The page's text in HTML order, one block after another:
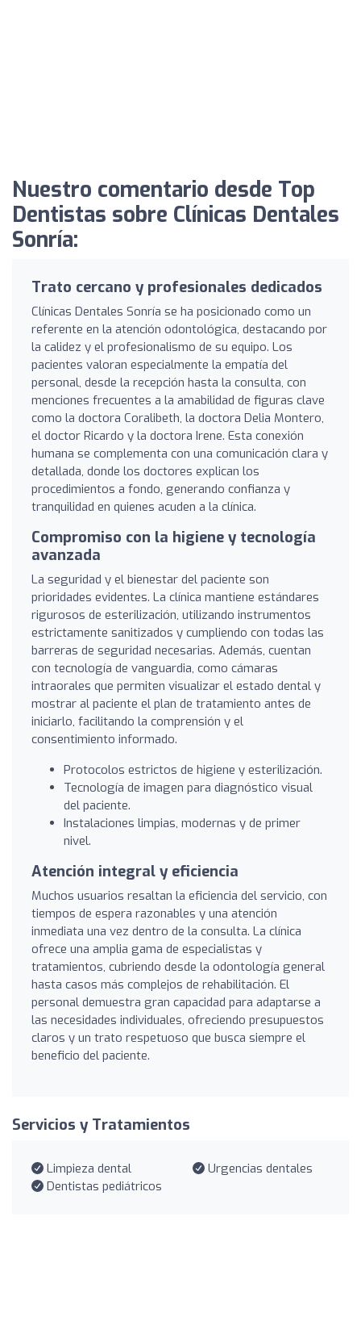
Nuestro comentario desde Top
Dentistas sobre Clínicas Dentales
Sonría:
Trato cercano y profesionales dedicados
Clínicas Dentales Sonría se ha posicionado como un
referente en la atención odontológica, destacando por
la calidez y el profesionalismo de su equipo. Los
pacientes valoran especialmente la empatía del
personal, desde la recepción hasta la consulta, con
menciones frecuentes a la amabilidad de figuras clave
como la doctora Coralibeth, la doctora Delia Montero,
el doctor Ricardo y la doctora Irene. Esta conexión
humana se complementa con una comunicación clara y
detallada, donde los doctores explican los
procedimientos a fondo, generando confianza y
tranquilidad en quienes acuden a la clínica.
Compromiso con la higiene y tecnología
avanzada
La seguridad y el bienestar del paciente son
prioridades evidentes. La clínica mantiene estándares
rigurosos de esterilización, utilizando instrumentos
estrictamente sanitizados y cumpliendo con todas las
barreras de seguridad necesarias. Además, cuentan
con tecnología de vanguardia, como cámaras
intraorales que permiten visualizar el estado dental y
mostrar al paciente el plan de tratamiento antes de
iniciarlo, facilitando la comprensión y el
consentimiento informado.
Protocolos estrictos de higiene y esterilización.
Tecnología de imagen para diagnóstico visual
del paciente.
Instalaciones limpias, modernas y de primer
nivel.
Atención integral y eficiencia
Muchos usuarios resaltan la eficiencia del servicio, con
tiempos de espera razonables y una atención
inmediata una vez dentro de la consulta. La clínica
ofrece una amplia gama de especialistas y
tratamientos, cubriendo desde la odontología general
hasta casos más complejos de rehabilitación. El
personal demuestra gran capacidad para adaptarse a
las necesidades individuales, ofreciendo presupuestos
claros y un trato respetuoso que busca siempre el
beneficio del paciente.
Servicios y Tratamientos
Limpieza dental
Urgencias dentales
Dentistas pediátricos